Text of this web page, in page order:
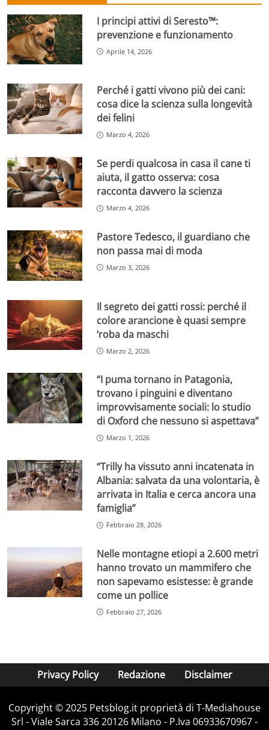
I principi attivi di Seresto™:
prevenzione e funzionamento
Aprile 14, 2026
Perché i gatti vivono più dei cani:
cosa dice la scienza sulla longevità
dei felini
Marzo 4, 2026
Se perdi qualcosa in casa il cane ti
aiuta, il gatto osserva: cosa
racconta davvero la scienza
Marzo 4, 2026
Pastore Tedesco, il guardiano che
non passa mai di moda
Marzo 3, 2026
Il segreto dei gatti rossi: perché il
colore arancione è quasi sempre
‘roba da maschi
Marzo 2, 2026
“I puma tornano in Patagonia,
trovano i pinguini e diventano
improvvisamente sociali: lo studio
di Oxford che nessuno si aspettava”
Marzo 1, 2026
“Trilly ha vissuto anni incatenata in
Albania: salvata da una volontaria, è
arrivata in Italia e cerca ancora una
famiglia”
Febbraio 28, 2026
Nelle montagne etiopi a 2.600 metri
hanno trovato un mammifero che
non sapevamo esistesse: è grande
come un pollice
Febbraio 27, 2026
Privacy Policy Redazione Disclaimer
Copyright © 2025 Petsblog.it proprietà di T-Mediahouse
Srl - Viale Sarca 336 20126 Milano - P.Iva 06933670967 -